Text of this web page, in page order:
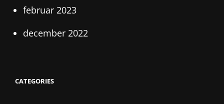
februar 2023
december 2022
CATEGORIES